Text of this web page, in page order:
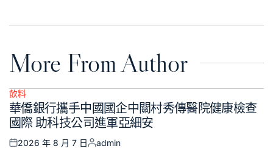
More From Author
Posted
in
飲料
華僑銀行攜手中國國企中關村秀傳醫院健康檢查
國際 助科技公司進軍亞細安
Posted
2026 年 8 月 7 日
Posted
admin